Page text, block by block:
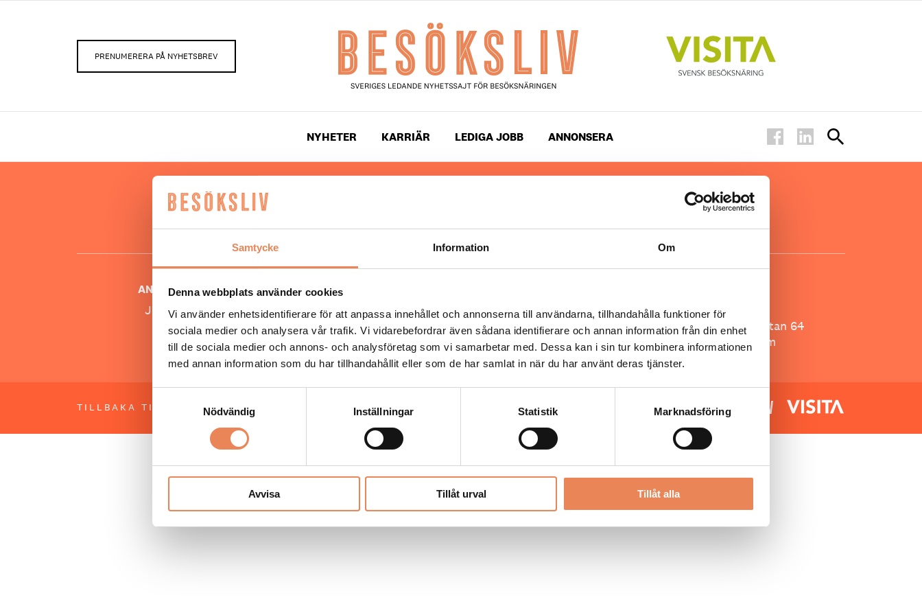
Samtycke Information Om
Denna webbplats använder cookies
Vi använder enhetsidentifierare för att anpassa innehållet och annonserna till användarna, tillhandahålla funktioner för
sociala medier och analysera vår trafik. Vi vidarebefordrar även sådana identifierare och annan information från din enhet
till de sociala medier och annons- och analysföretag som vi samarbetar med. Dessa kan i sin tur kombinera informationen
med annan information som du har tillhandahållit eller som de har samlat in när du har använt deras tjänster.
Nödvändig
Inställningar Statistik Marknadsföring
Avvisa Tillåt urval Tillåt alla
PRENUMERERA PÅ NYHETSBREV
NYHETER KARRIÄR LEDIGA JOBB ANNONSERA
Hos oss läser du landets mest uppdaterade nyheter och snackisar inom
besöksnäringen. Besöksliv i sin tryckta form är ett affärsmagasin för ägare
ANSVARIG UTGIVARE
Jonas Siljhammar
Allt material på besoksliv.se är skyddat
enligt lagen om upphovsrätt.
Besöksliv
Spoon, Brännkyrkagatan 64
118 23 Stockholm
TILLBAKA TILL TOPPEN OM BESÖKSLIV PRENUMERERA ANNONSERA